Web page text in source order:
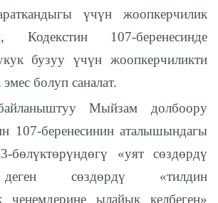
үчүн жоопкерчилик
Кодекстин 107-беренесинде
бузуу үчүн жоопкерчиликти
болуп саналат.
Мыйзам долбоору
107-беренесинин аталышындагы
«уят сөздөрдү
сөздөрдү «тилдин
ченемдерине ылайык келбеген»